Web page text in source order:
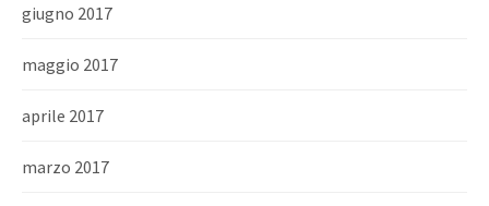
giugno 2017
maggio 2017
aprile 2017
marzo 2017